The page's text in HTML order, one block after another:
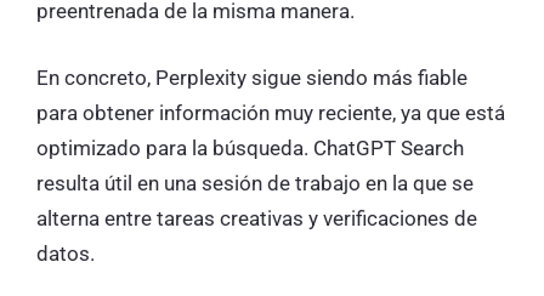
preentrenada de la misma manera.
En concreto, Perplexity sigue siendo más fiable
para obtener información muy reciente, ya que está
optimizado para la búsqueda. ChatGPT Search
resulta útil en una sesión de trabajo en la que se
alterna entre tareas creativas y verificaciones de
datos.